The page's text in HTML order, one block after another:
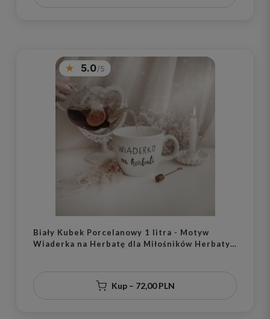
5.0
Biały Kubek Porcelanowy 1 litra - Motyw
Wiaderka na Herbatę dla Miłośników Herbaty
Kup – 72,00 PLN